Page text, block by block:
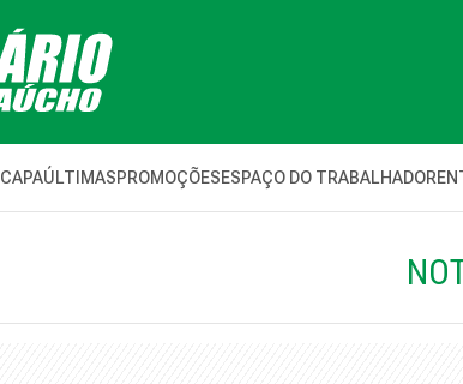
CAPAÚLTIMASPROMOÇÕESESPAÇO DO TRABALHADOR